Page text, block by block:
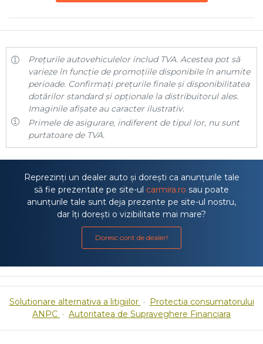
Prețurile autovehiculelor includ TVA. Acestea pot să
varieze în funcție de promoțiile disponibile în anumite
perioade. Confirmați prețurile finale și disponibilitatea
dotărilor standard și opționale la distribuitorul ales.
Imaginile afișate au caracter ilustrativ.
Primele de asigurare, indiferent de tipul lor, nu sunt
purtatoare de TVA.
Reprezinți un dealer auto și dorești ca anunțurile tale
să fie prezentate pe site-ul carmira.ro sau poate
anunțurile tale sunt deja prezente pe site-ul nostru,
dar îți dorești o vizibilitate mai mare?
Doresc cont de dealer!
Solutionare alternativa a litigiilor · Protectia consumatorului
ANPC · Autoritatea de Supraveghere Financiara